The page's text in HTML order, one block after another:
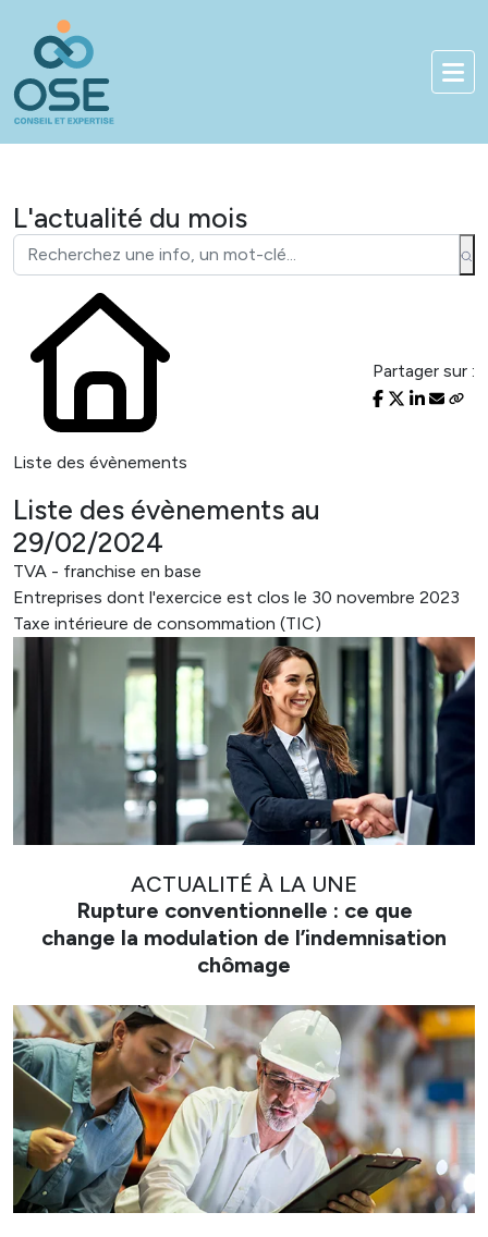
L'actualité du mois
Liste des évènements
Partager sur :
Liste des évènements au
29/02/2024
TVA - franchise en base
Entreprises dont l'exercice est clos le 30 novembre 2023
Taxe intérieure de consommation (TIC)
ACTUALITÉ À LA UNE
Rupture conventionnelle : ce que
change la modulation de l’indemnisation
chômage